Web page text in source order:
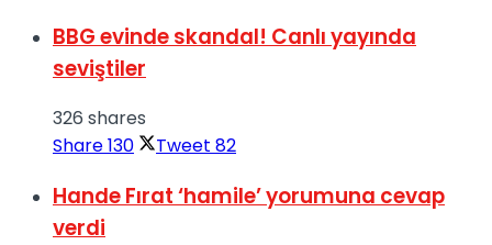
BBG evinde skandal! Canlı yayında
seviştiler
326 shares
Share130 Tweet 82
Hande Fırat ‘hamile’ yorumuna cevap
verdi